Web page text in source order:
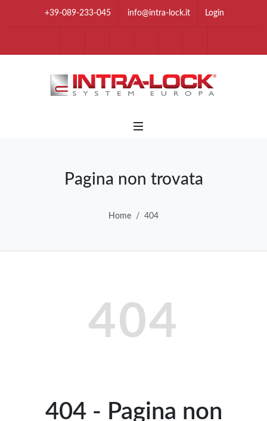
+39-089-233-045 info@intra-lock.it Login
Pagina non trovata
Home 404
404
404 - Pagina non